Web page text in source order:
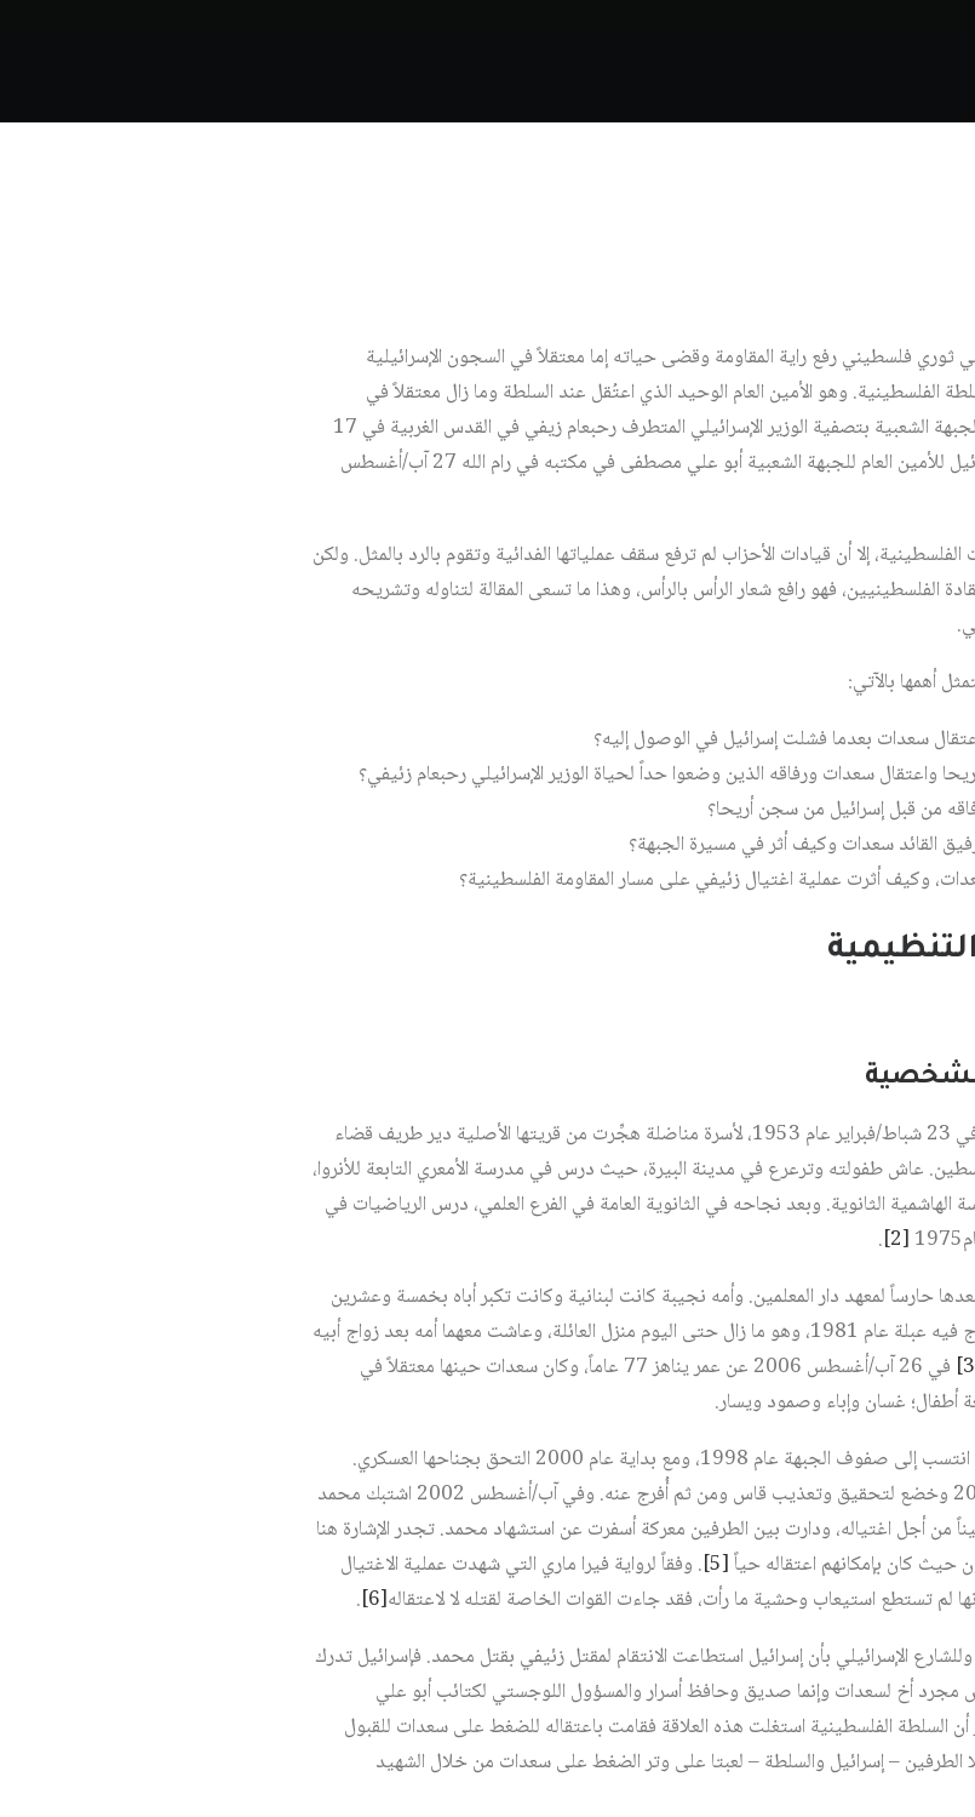
ثوري فلسطيني رفع راية المقاومة وقضى حياته إما معتقلاً في السجون الإسرائيلية
الفلسطينية. وهو الأمين العام الوحيد الذي اعتُقل عند السلطة وما زال معتقلاً في
الإسرائيلية، وتحمَّل مسؤولية قرار الجبهة الشعبية بتصفية الوزير الإسرائيلي المتطرف رحبعام زيفي في القدس الغربية في 17
تشرين الأول/أكتوبر 2001 رداً على اغتيال إسرائيل للأمين العام للجبهة الشعبية أبو علي مصطفى في مكتبه في رام الله 27 آب/أغسطس
الفلسطينية، إلا أن قيادات الأحزاب لم ترفع سقف عملياتها الفدائية وتقوم بالرد بالمثل. ولكن
فهو رافع شعار الرأس بالرأس، وهذا ما تسعى المقالة لتناوله وتشريحه
أهمها بالآتي:
سعدات بعدما فشلت إسرائيل في الوصول إليه؟
واعتقال سعدات ورفاقه الذين وضعوا حداً لحياة الوزير الإسرائيلي رحبعام زئيفي؟
من قبل إسرائيل من سجن أريحا؟
القائد سعدات وكيف أثر في مسيرة الجبهة؟
وكيف أثرت عملية اغتيال زئيفي على مسار المقاومة الفلسطينية؟
ولد أحمد عبد الرسول سعدات في مدينة البيرة في 23 شباط/فبراير عام 1953، لأسرة مناضلة هجِّرت من قريتها الأصلية دير طريف قضاء
لفلسطين. عاش طفولته وترعرع في مدينة البيرة، حيث درس في مدرسة الأمعري التابعة للأنروا،
الثانوية. وبعد نجاحه في الثانوية العامة في الفرع العلمي، درس الرياضيات في
[2]
.
حارساً لمعهد دار المعلمين. وأمه نجيبة كانت لبنانية وكانت تكبر أباه بخمسة وعشرين
عاماً. استأجر سعدات بيتاً في مدينة البيرة وتزوج فيه عبلة عام 1981، وهو ما زال حتى اليوم منزل العائلة، وعاشت معهما أمه بعد زواج أبيه
في 26 آب/أغسطس 2006 عن عمر يناهز 77 عاماً، وكان سعدات حينها معتقلاً في
أطفال؛ غسان وإباء وصمود ويسار.
وكان لسعدات شقيق أصغر اسمه محمد من أبيه، انتسب إلى صفوف الجبهة عام 1998، ومع بداية عام 2000 التحق بجناحها العسكري.
اعتقل محمد من قبل السلطة في نهاية سنة 2001 وخضع لتحقيق وتعذيب قاس ومن ثم أُفرج عنه. وفي آب/أغسطس 2002 اشتبك محمد
من أجل اغتياله، ودارت بين الطرفين معركة أسفرت عن استشهاد محمد. تجدر الإشارة هنا
حيث كان بإمكانهم اعتقاله حياً[5]
. وفقاً لرواية فيرا ماري التي شهدت عملية الاغتيال
تستطع استيعاب وحشية ما رأت، فقد جاءت القوات الخاصة لقتله لا لاعتقاله[6]
.
الإسرائيلي بأن إسرائيل استطاعت الانتقام لمقتل زئيفي بقتل محمد. فإسرائيل تدرك
أخ لسعدات وإنما صديق وحافظ أسرار والمسؤول اللوجستي لكتائب أبو علي
الفلسطينية استغلت هذه العلاقة فقامت باعتقاله للضغط على سعدات للقبول
الطرفين – إسرائيل والسلطة – لعبتا على وتر الضغط على سعدات من خلال الشهيد